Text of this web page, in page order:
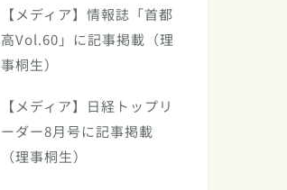
【メディア】情報誌「首都
高Vol.60」に記事掲載（理
事桐生）
【メディア】日経トップリ
ーダー8月号に記事掲載
（理事桐生）